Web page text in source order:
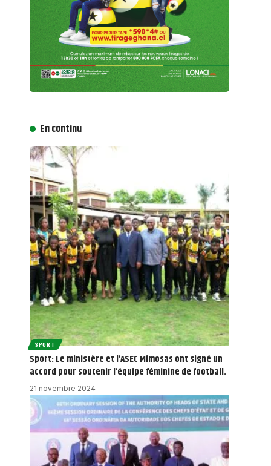
En continu
SPORT
Sport: Le ministère et l’ASEC Mimosas ont signé un
accord pour soutenir l’équipe féminine de football.
21 novembre 2024